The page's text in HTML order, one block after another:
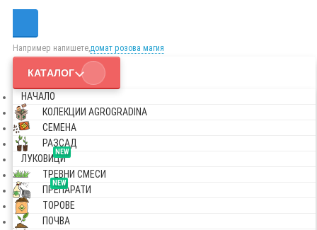
Например напишете,домат розова магия
КАТАЛОГ
НАЧАЛО
КОЛЕКЦИИ AGROGRADINA
СЕМЕНА
РАЗСАД
NEW
ЛУКОВИЦИ
ТРЕВНИ СМЕСИ
NEW
ПРЕПАРАТИ
ТОРОВЕ
ПОЧВА